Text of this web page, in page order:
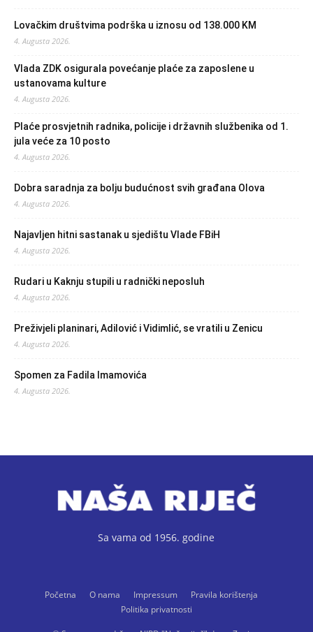
Lovačkim društvima podrška u iznosu od 138.000 KM
4. Augusta 2026.
Vlada ZDK osigurala povećanje plaće za zaposlene u
ustanovama kulture
4. Augusta 2026.
Plaće prosvjetnih radnika, policije i državnih službenika od 1.
jula veće za 10 posto
4. Augusta 2026.
Dobra saradnja za bolju budućnost svih građana Olova
4. Augusta 2026.
Najavljen hitni sastanak u sjedištu Vlade FBiH
4. Augusta 2026.
Rudari u Kaknju stupili u radnički neposluh
4. Augusta 2026.
Preživjeli planinari, Adilović i Vidimlić, se vratili u Zenicu
4. Augusta 2026.
Spomen za Fadila Imamovića
4. Augusta 2026.
Sa vama od 1956. godine
Početna O nama Impressum
Pravila korištenja
Politika privatnosti